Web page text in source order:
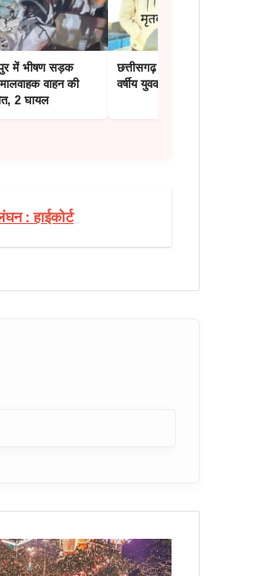
में भीषण सड़क
वाहन की
2 घायल
छत्तीसगढ़ : जीजा-साले ने मिलकर
वर्षीय युवक की चाकू घोंप की
: हाईकोर्ट